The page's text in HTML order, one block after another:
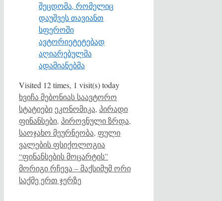
შეცდომა, რომელიც
დაუშვეს თავიანთ
სფეროში
ავტორიეტეტებად
აღიარებულმა
ადამიანებმა
Visited 12 times, 1 visit(s) today
Categories
ხვიჩა მებონიას საავტორო
სტატიები Tags
ეკონომიკა, პირადი
ფინანსები, პიროვნული ზრდა,
საოჯახო მეურნეობა, ფული
ვალების ფსიქოლოგია
“ფინანსების მოცარტის”
მორიგი რჩევა – მაქსიმუმ ორი
საქმე ერთ ჯერზე